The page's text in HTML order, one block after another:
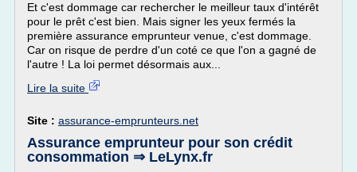
Et c'est dommage car rechercher le meilleur taux d'intérêt
pour le prêt c'est bien. Mais signer les yeux fermés la
première assurance emprunteur venue, c'est dommage.
Car on risque de perdre d'un coté ce que l'on a gagné de
l'autre ! La loi permet désormais aux...
Lire la suite
Site : assurance-emprunteurs.net
Assurance emprunteur pour son crédit
consommation ⇒ LeLynx.fr